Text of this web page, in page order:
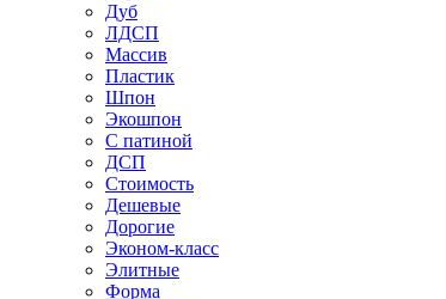
Дуб
ЛДСП
Массив
Пластик
Шпон
Экошпон
С патиной
ДСП
Стоимость
Дешевые
Дорогие
Эконом-класс
Элитные
Форма